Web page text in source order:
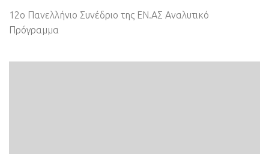
12ο Πανελλήνιο Συνέδριο της ΕΝ.ΑΣ Αναλυτικό
Πρόγραμμα